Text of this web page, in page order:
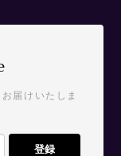
届けいたしま
登録